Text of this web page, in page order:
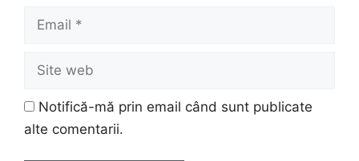
Email
Site
web
Notifică-mă prin email când sunt publicate
alte comentarii.